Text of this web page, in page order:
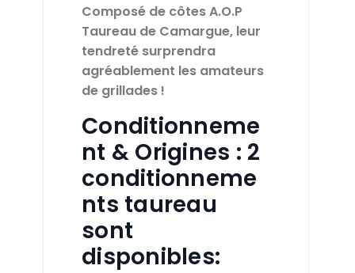
Composé de côtes A.O.P
Taureau de Camargue, leur
tendreté surprendra
agréablement les amateurs
de grillades !
Conditionneme
nt & Origines : 2
conditionneme
nts taureau
sont
disponibles: